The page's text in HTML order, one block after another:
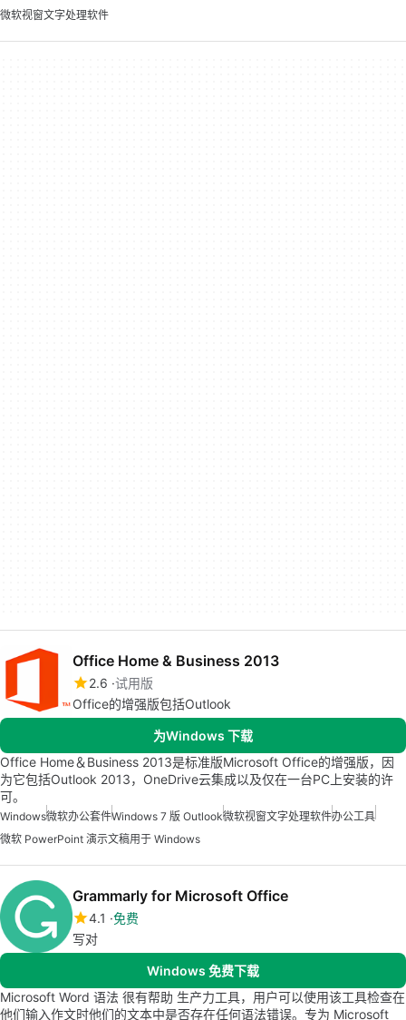
微软视窗文字处理软件
Office Home & Business 2013
2.6 试用版
Office的增强版包括Outlook
为Windows 下载
Office Home＆Business 2013是标准版Microsoft Office的增强版，因
为它包括Outlook 2013，OneDrive云集成以及仅在一台PC上安装的许
可。
Windows微软办公套件Windows 7 版 Outlook微软视窗文字处理软件办公工具
微软 PowerPoint 演示文稿用于 Windows
Grammarly for Microsoft Office
4.1 免费
写对
Windows 免费下载
Microsoft Word 语法 很有帮助 生产力工具，用户可以使用该工具检查在
他们输入作文时他们的文本中是否存在任何语法错误。专为 Microsoft